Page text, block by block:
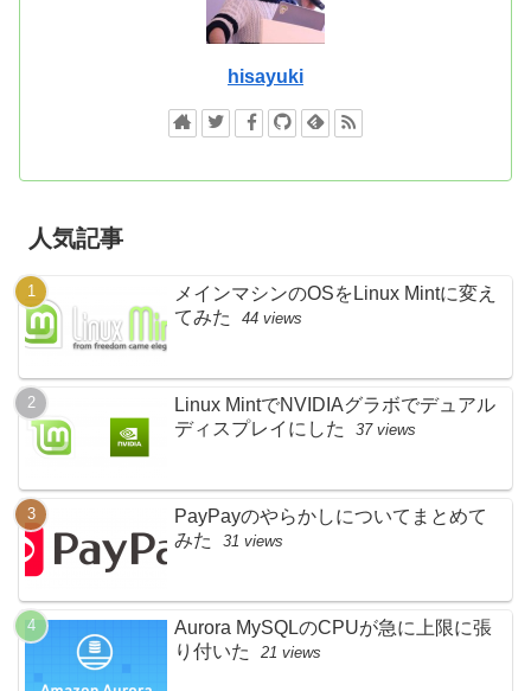
hisayuki
人気記事
メインマシンのOSをLinux Mintに変え
てみた
44 views
Linux MintでNVIDIAグラボでデュアル
ディスプレイにした
37 views
PayPayのやらかしについてまとめて
みた
31 views
Aurora MySQLのCPUが急に上限に張
り付いた
21 views